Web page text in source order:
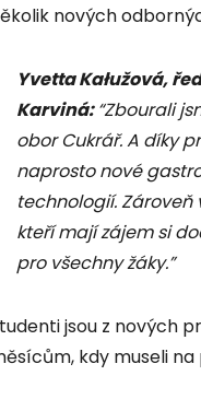
nových
Yvetta Kałužová,
Karviná:“Zbourali
obor Cukrář. A díky
naprosto nové
technologií.
kteří mají zájem si
pro všechny žáky.”
jsou z nových
kdy museli